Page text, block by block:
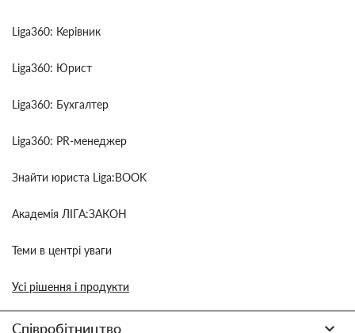
Liga360: Керівник
Liga360: Юрист
Liga360: Бухгалтер
Liga360: PR-менеджер
Знайти юриста Liga:BOOK
Академія ЛІГА:ЗАКОН
Теми в центрі уваги
Усі рішення і продукти
Співробітництво